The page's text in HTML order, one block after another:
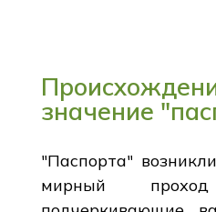
значение
"Паспорта"
мирный